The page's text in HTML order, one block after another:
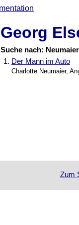
Georg
Suche nach:
1. Der Mann im Auto
Charlotte Neumaier,
Zum